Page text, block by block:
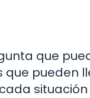
que
pueden
situación